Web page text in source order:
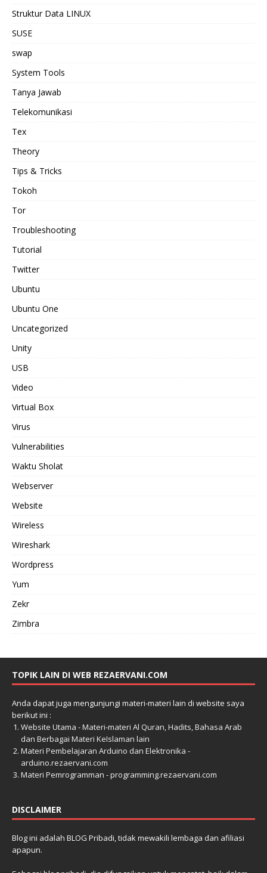
Struktur Data LINUX
SUSE
swap
System Tools
Tanya Jawab
Telekomunikasi
Tex
Theory
Tips & Tricks
Tokoh
Tor
Troubleshooting
Tutorial
Twitter
Ubuntu
Ubuntu One
Uncategorized
Unity
USB
Video
Virtual Box
Virus
Vulnerabilities
Waktu Sholat
Webserver
Website
Wireless
Wireshark
Wordpress
Yum
Zekr
Zimbra
TOPIK LAIN DI WEB REZAERVANI.COM
Anda dapat juga mengunjungi materi-materi lain di website saya
berikut ini :
Website Utama - Materi-materi Al Quran, Hadits, Bahasa Arab
dan Berbagai Materi KeIslaman lain
Materi Pembelajaran Arduino dan Elektronika -
arduino.rezaervani.com
Materi Pemrogramman - programming.rezaervani.com
DISCLAIMER
Blog ini adalah BLOG Pribadi, tidak mewakili lembaga dan afiliasi
apapun.